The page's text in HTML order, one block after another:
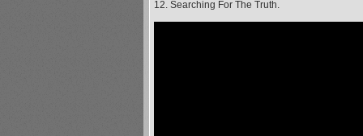
12. Searching For The Truth.